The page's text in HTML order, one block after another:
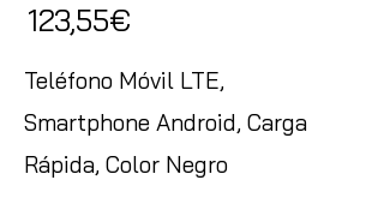
123,55€
Teléfono Móvil LTE,
Smartphone Android, Carga
Rápida, Color Negro